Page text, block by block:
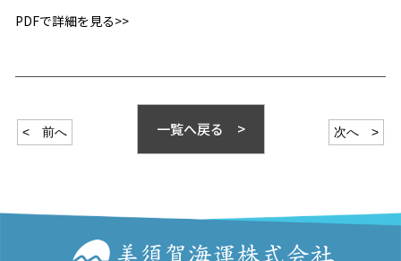
PDFで詳細を見る>>
< 前へ 一覧へ戻る > 次へ >